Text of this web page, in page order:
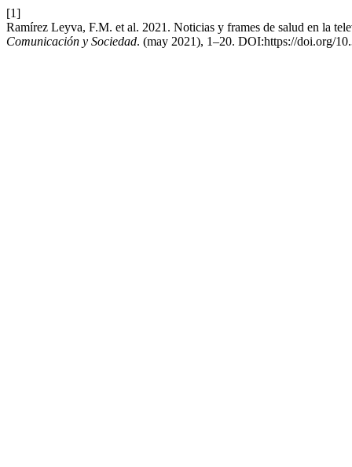
[1]
Ramírez Leyva, F.M. et al. 2021. Noticias y frames de salud en la
Comunicación y Sociedad. (may 2021), 1–20. DOI:https://doi.org/